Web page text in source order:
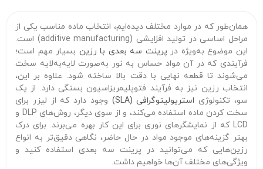
همان‌طور که در موارد مختلف دیده‌ایم، انتخاب ماده مناسب یکی از
مراحل اساسی در تولید افزایشی (additive manufacturing) است.
این موضوع به‌ویژه در پرینت سه بعدی با رزین بسیار مهم است؛
فرآیندی که در آن مواد حساس به نور به‌صورت لایه‌به‌لایه سخت
می‌شوند تا قطعه نهایی با دقت بالا ساخته شود. علاوه بر این،
انتخاب رزین نیز به فرآیند فتوپلیمریزاسیون بستگی دارد. از یک
سو، تکنولوژی استریولیتوگرافی (SLA)
وجود دارد که از لیزر برای
سخت کردن ماده استفاده می‌کند، و از سوی دیگر، روش‌های DLP و
LCD که از نمایشگرهای نوری برای این کار بهره می‌برند. برای درک
بهتر گزینه‌های موجود مواد در حال حاضر، نگاهی دقیق‌تر به انواع
رزین‌هایی که می‌توانید در پرینت سه بعدی استفاده کنید و
ویژگی‌های مختلف آن‌ها خواهیم داشت.